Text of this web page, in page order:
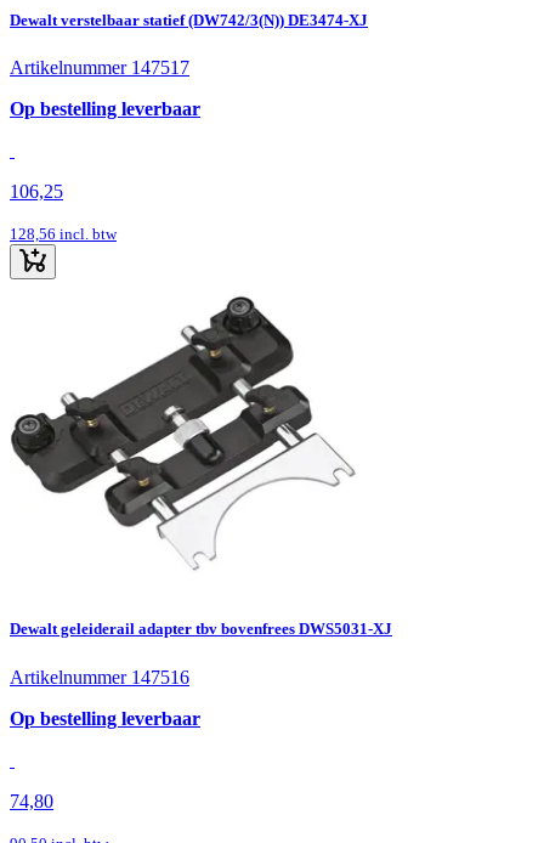
Dewalt verstelbaar statief (DW742/3(N)) DE3474-XJ
Artikelnummer 147517
Op bestelling leverbaar
106,25
128,56 incl. btw
Dewalt geleiderail adapter tbv bovenfrees DWS5031-XJ
Artikelnummer 147516
Op bestelling leverbaar
74,80